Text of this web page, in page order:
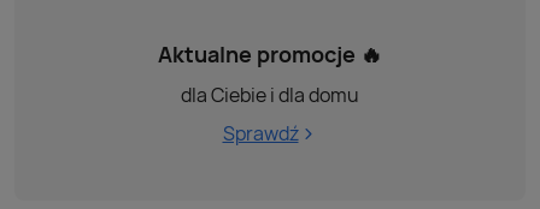
Aktualne promocje 🔥
dla Ciebie i dla domu
Sprawdź